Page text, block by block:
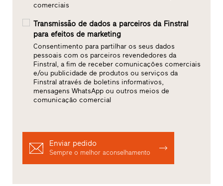
comerciais
Transmissão de dados a parceiros da Finstral
para efeitos de marketing
Consentimento para partilhar os seus dados
pessoais com os parceiros revendedores da
Finstral, a fim de receber comunicações comerciais
e/ou publicidade de produtos ou serviços da
Finstral através de boletins informativos,
mensagens WhatsApp ou outros meios de
comunicação comercial
Enviar pedido
Sempre o melhor aconselhamento